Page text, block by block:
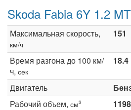
Skoda Fabia 6Y 1.2 MT
Максимальная скорость,
км/ч
151
Время разгона до 100 км/
ч, сек
18.4
Двигатель
Рабочий объем, см3
1198